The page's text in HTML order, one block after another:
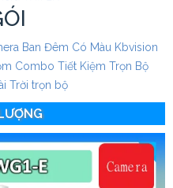
Ban Đêm Có Màu Kbvision
Combo Tiết Kiệm Trọn Bộ
Trời trọn bộ